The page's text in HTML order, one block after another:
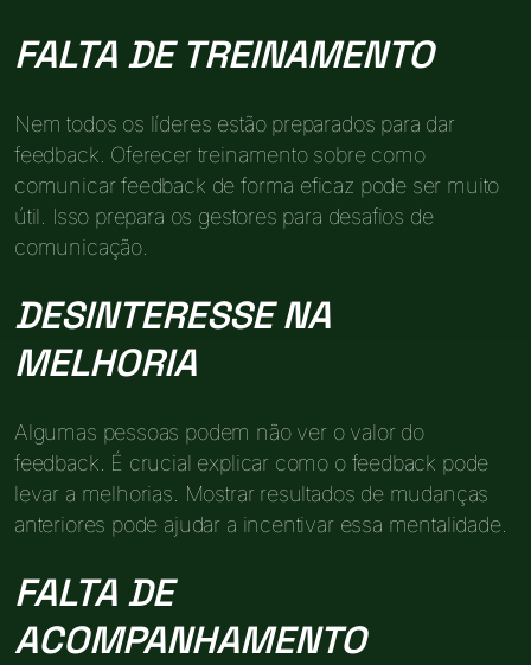
FALTA DE TREINAMENTO
Nem todos os líderes estão preparados para dar
feedback. Oferecer treinamento sobre como
comunicar feedback de forma eficaz pode ser muito
útil. Isso prepara os gestores para desafios de
comunicação.
DESINTERESSE NA
MELHORIA
Algumas pessoas podem não ver o valor do
feedback. É crucial explicar como o feedback pode
levar a melhorias. Mostrar resultados de mudanças
anteriores pode ajudar a incentivar essa mentalidade.
FALTA DE
ACOMPANHAMENTO